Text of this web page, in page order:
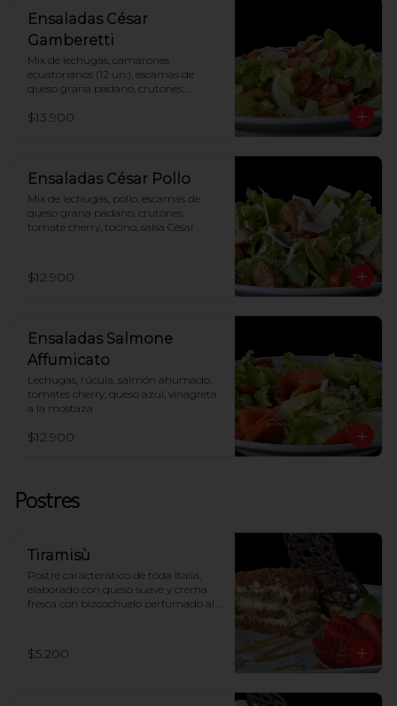
Ensaladas César
Gamberetti
Mix de lechugas, camarones
ecuatorianos (12 un.), escamas de
queso grana padano, crutones,
$13.900
Ensaladas César Pollo
Mix de lechugas, pollo, escamas de
queso grana padano, crutones,
tomate cherry, tocino, salsa César
$12.900
Ensaladas Salmone
Affumicato
Lechugas, rúcula, salmón ahumado,
tomates cherry, queso azul, vinagreta
a la mostaza
$12.900
Postres
Tiramisù
Postre característico de toda Italia,
elaborado con queso suave y crema
fresca con bizcochuelo perfumado al
$5.200